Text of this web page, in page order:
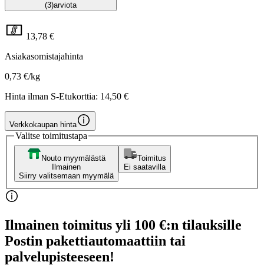
(3)arviota
13,78 €
Asiakasomistajahinta
0,73 €/kg
Hinta ilman S-Etukorttia: 14,50 €
Verkkokaupan hinta
Valitse toimitustapa
Nouto myymälästä
Ilmainen
Siirry valitsemaan myymälä
Toimitus
Ei saatavilla
Ilmainen toimitus yli 100 €:n tilauksille
Postin pakettiautomaattiin tai
palvelupisteeseen!